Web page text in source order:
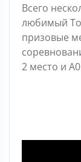
Всего
любимый
призовые
2 место и